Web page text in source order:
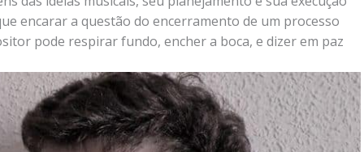
encarar a questão do encerramento de um processo
pode respirar fundo, encher a boca, e dizer em paz